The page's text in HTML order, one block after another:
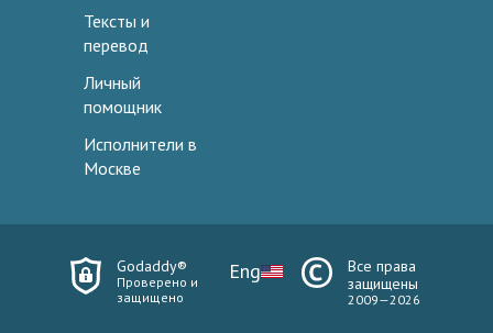
Тексты и
перевод
Личный
помощник
Исполнители в
Москве
Godaddy®
Проверено и
защищено
Eng
Все права
защищены
2009—2026